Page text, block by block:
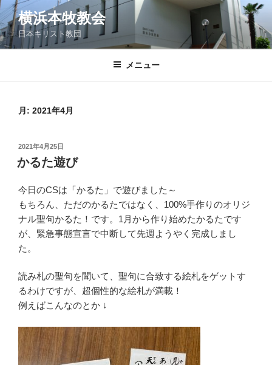
コ
ン
テ
ン
横浜本牧教会
日本キリスト教団
メニュー
月: 2021年4月
投
稿
日:
2021年4月25日
かるた遊び
今日のCSは「かるた」で遊びました～
もちろん、ただのかるたではなく、100%手作りのオリジ
ナル聖句かるた！です。1月から作り始めたかるたです
が、緊急事態宣言で中断して先週ようやく完成しまし
た。
読み札の聖句を聞いて、聖句に合致する絵札をゲットす
るわけですが、超個性的な絵札が満載！
例えばこんなのとか ↓